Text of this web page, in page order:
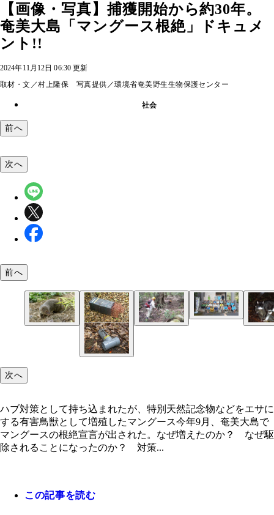
【画像・写真】捕獲開始から約30年。
奄美大島「マングース根絶」ドキュメ
ント!!
2024年11月12日 06:30 更新
取材・文／村上隆保 写真提供／環境省奄美野生生物保護センター
社会
前へ
ハブ対策として持ち込まれたが、特別天然記念物
エサにする有害鳥獣として増殖したマングース
探索犬と一緒にマングースを探すバスターズのメ
ー。山の中では、犬も人間もハブに噛まれたりハ
奄美マングースバスターズのメンバー。2005年の
には12人だったが、その後40人を超える大人数と
た。彼らの努力によって奄美大島のマングースは
天然記念物のアマミノクロウサギをくわえるノネ
ングースがいなくなった今、今度はノネコが天然
次へ
前へ
次へ
ハブ対策として持ち込まれたが、特別天然記念物などをエサに
する有害鳥獣として増殖したマングース今年9月、奄美大島で
マングースの根絶宣言が出された。なぜ増えたのか？ なぜ駆
除されることになったのか？ 対策...
この記事を読む